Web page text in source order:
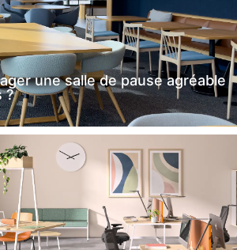
une salle de pause agréable
?